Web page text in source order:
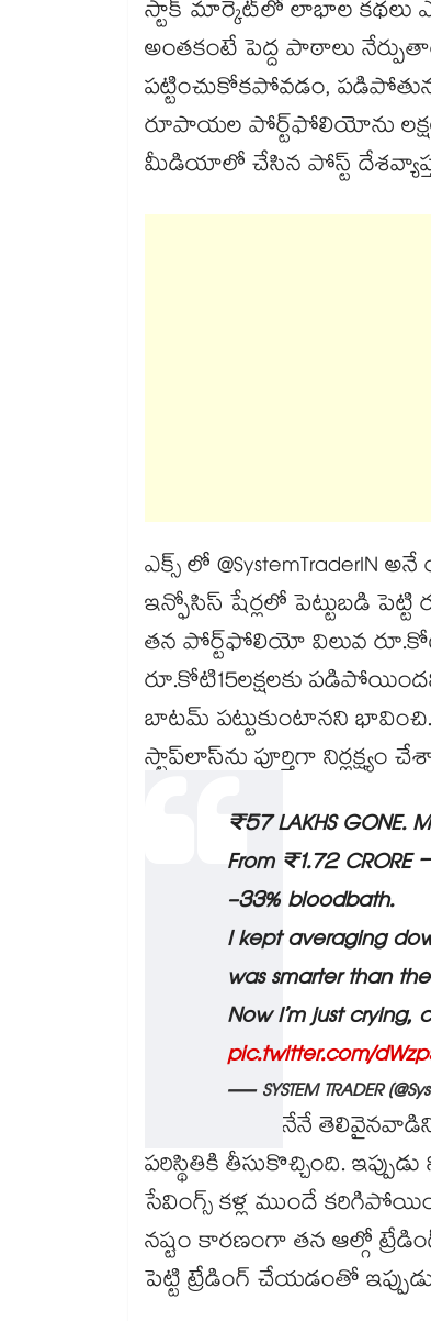
స్టాక్ మార్కెట్‌లో లాభాల కథలు
అంతకంటే పెద్ద పాఠాలు
పట్టించుకోకపోవడం,
రూపాయల పోర్ట్‌ఫోలియోను లక్షల
మీడియాలో చేసిన పోస్ట్
ఎక్స్ లో @SystemTraderIN
ఇన్ఫోసిస్ షేర్లలో పెట్టుబడి పెట్టి
తన పోర్ట్‌ఫోలియో విలువ రూ.కోటి
రూ.కోటి15లక్షలకు
బాటమ్ పట్టుకుంటానని
స్టాప్‌లాస్‌ను పూర్తిగా నిర్లక్ష్యం
₹57 LAKHS GONE.
From ₹1.72 CRORE
-33% bloodbath.
I kept averaging
was smarter than
Now I’m just
pic.twitter.com/
— SYSTEM TRADER
"మార్కెట్ కంటే నేనే
పరిస్థితికి తీసుకొచ్చింది.
సేవింగ్స్ కళ్ల ముందే
నష్టం కారణంగా తన ఆల్గో
పెట్టి ట్రేడింగ్ చేయడంతో